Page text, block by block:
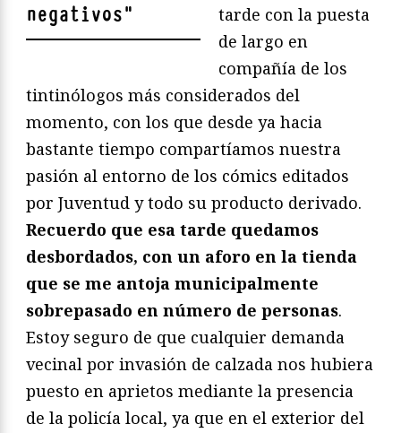
negativos"
tarde con la puesta
de largo en
compañía de los
tintinólogos más considerados del
momento, con los que desde ya hacia
bastante tiempo compartíamos nuestra
pasión al entorno de los cómics editados
por Juventud y todo su producto derivado.
Recuerdo que esa tarde quedamos
desbordados, con un aforo en la tienda
que se me antoja municipalmente
sobrepasado en número de personas.
Estoy seguro de que cualquier demanda
vecinal por invasión de calzada nos hubiera
puesto en aprietos mediante la presencia
de la policía local, ya que en el exterior del